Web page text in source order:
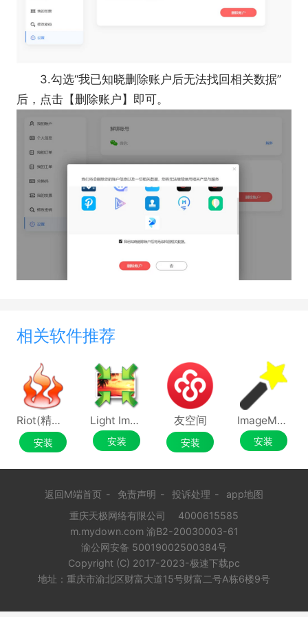
3.勾选“我已知晓删除账户后无法找回相关数据”
后，点击【删除账户】即可。
相关软件推荐
Riot(精准优化图像大小)
安装
Light Image Resizer
安装
友空间
安装
ImageMagick
安装
返回M端首页 - 免责声明 - 投诉处理 -
app地图
重庆天极网络有限公司
4000615585
m.mydown.com 渝B2-20030003-61
渝公网安备 50019002500384号
Copyright (C) 2017-2023-极速下载pc
地址：重庆市渝北区财富大道15号财富二号A栋6楼9号